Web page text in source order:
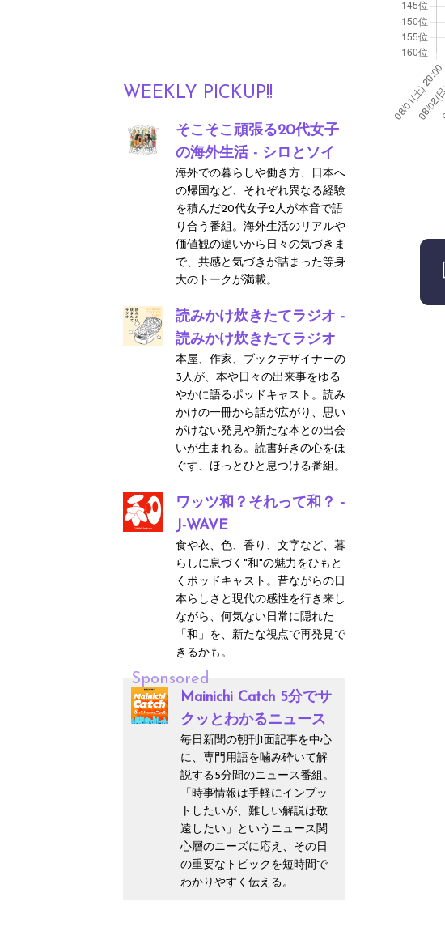
WEEKLY PICKUP!!
そこそこ頑張る20代女子
の海外生活 - シロとソイ
海外での暮らしや働き方、日本へ
の帰国など、それぞれ異なる経験
を積んだ20代女子2人が本音で語
り合う番組。海外生活のリアルや
価値観の違いから日々の気づきま
で、共感と気づきが詰まった等身
大のトークが満載。
読みかけ炊きたてラジオ -
読みかけ炊きたてラジオ
本屋、作家、ブックデザイナーの
3人が、本や日々の出来事をゆる
やかに語るポッドキャスト。読み
かけの一冊から話が広がり、思い
がけない発見や新たな本との出会
いが生まれる。読書好きの心をほ
ぐす、ほっとひと息つける番組。
ワッツ和？それって和？ -
J-WAVE
食や衣、色、香り、文字など、暮
らしに息づく"和"の魅力をひもと
くポッドキャスト。昔ながらの日
本らしさと現代の感性を行き来し
ながら、何気ない日常に隠れた
「和」を、新たな視点で再発見で
きるかも。
Sponsored
Mainichi Catch 5分でサ
クッとわかるニュース
毎日新聞の朝刊1面記事を中心
に、専門用語を噛み砕いて解
説する5分間のニュース番組。
「時事情報は手軽にインプッ
トしたいが、難しい解説は敬
遠したい」というニュース関
心層のニーズに応え、その日
の重要なトピックを短時間で
わかりやすく伝える。